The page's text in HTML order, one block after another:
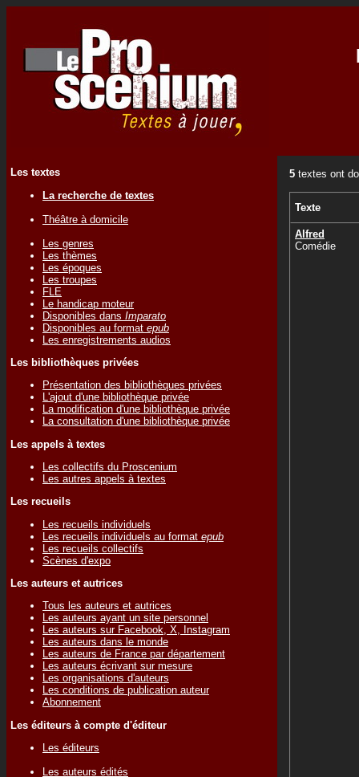
Les textes
La recherche de textes
Théâtre à domicile
Les genres
Les thèmes
Les époques
Les troupes
FLE
Le handicap moteur
Disponibles dans Imparato
Disponibles au format epub
Les enregistrements audios
Les bibliothèques privées
Présentation des bibliothèques privées
L'ajout d'une bibliothèque privée
La modification d'une bibliothèque privée
La consultation d'une bibliothèque privée
Les appels à textes
Les collectifs du Proscenium
Les autres appels à textes
Les recueils
Les recueils individuels
Les recueils individuels au format epub
Les recueils collectifs
Scènes d'expo
Les auteurs et autrices
Tous les auteurs et autrices
Les auteurs ayant un site personnel
Les auteurs sur Facebook, X, Instagram
Les auteurs dans le monde
Les auteurs de France par département
Les auteurs écrivant sur mesure
Les organisations d'auteurs
Les conditions de publication auteur
Abonnement
Les éditeurs à compte d'éditeur
Les éditeurs
Les auteurs édités
5 textes ont
Texte
Alfred
Comédie